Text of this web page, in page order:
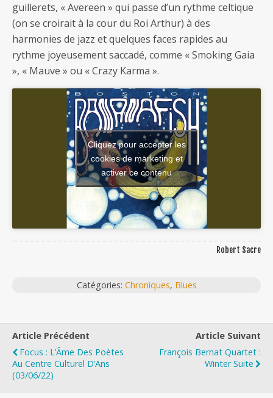
guillerets, « Avereen » qui passe d’un rythme celtique
(on se croirait à la cour du Roi Arthur) à des
harmonies de jazz et quelques faces rapides au
rythme joyeusement saccadé, comme « Smoking Gaia
», « Mauve » ou « Crazy Karma ».
Cliquez pour accepter les
cookies de marketing et
activer ce contenu
Robert Sacre
Catégories: Chroniques, Blues
Article Précédent
Focus : L’Âme Des Poètes
Au Centre Culturel D’Ans
(03/06/22)
Article Suivant
François Bernat Quartet :
Winter Suite